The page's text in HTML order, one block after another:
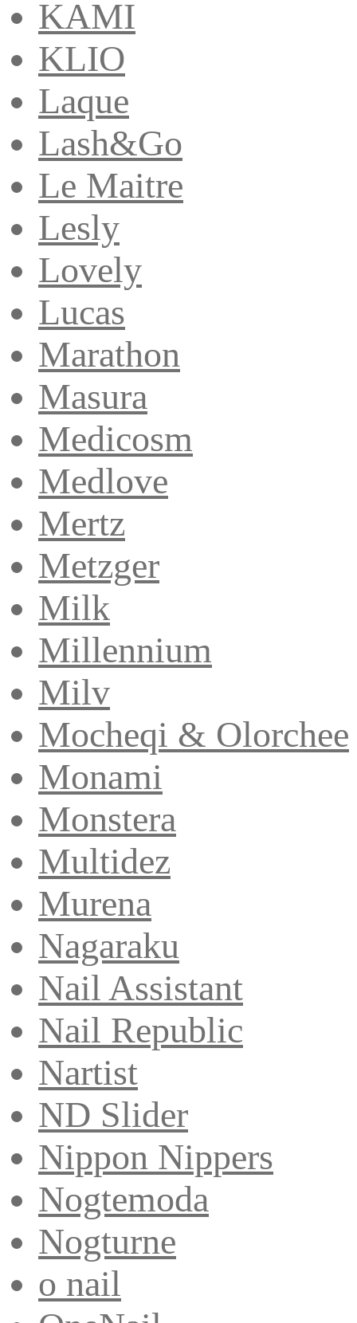
KAMI
KLIO
Laque
Lash&Go
Le Maitre
Lesly
Lovely
Lucas
Marathon
Masura
Medicosm
Medlove
Mertz
Metzger
Milk
Millennium
Milv
Mocheqi & Olorchee
Monami
Monstera
Multidez
Murena
Nagaraku
Nail Assistant
Nail Republic
Nartist
ND Slider
Nippon Nippers
Nogtemoda
Nogturne
o nail